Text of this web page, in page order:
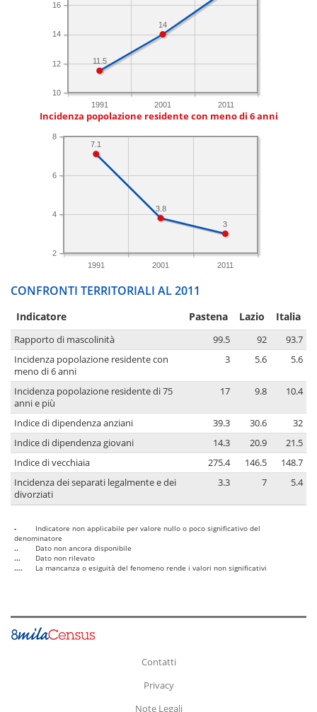
1991 2001 2011
10
12
14
16
14
11.5
Incidenza popolazione residente con meno di 6 anni
1991 2001 2011
2
4
6
8
3
3.8
7.1
CONFRONTI TERRITORIALI AL 2011
Indicatore Pastena Lazio Italia
Rapporto di mascolinità 99.5 92
93.7
Incidenza popolazione residente con
meno di 6 anni
3 5.6 5.6
Incidenza popolazione residente di 75
anni e più
17 9.8 10.4
Indice di dipendenza anziani 39.3 30.6
32
Indice di dipendenza giovani
14.3 20.9
21.5
Indice di vecchiaia
275.4 146.5
148.7
Incidenza dei separati legalmente e dei
divorziati
3.3 7 5.4
-
Indicatore non applicabile per valore nullo o poco significativo del
denominatore
..
Dato non ancora disponibile
...
Dato non rilevato
....
La mancanza o esiguità del fenomeno rende i valori non significativi
Contatti
Privacy
Note Legali